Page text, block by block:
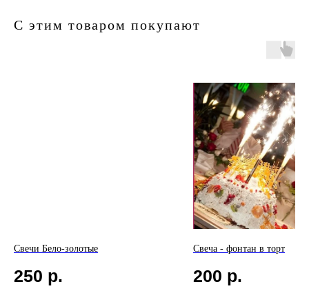
С этим товаром покупают
Свечи Бело-золотые
250 р.
Свеча - фонтан в торт
200 р.